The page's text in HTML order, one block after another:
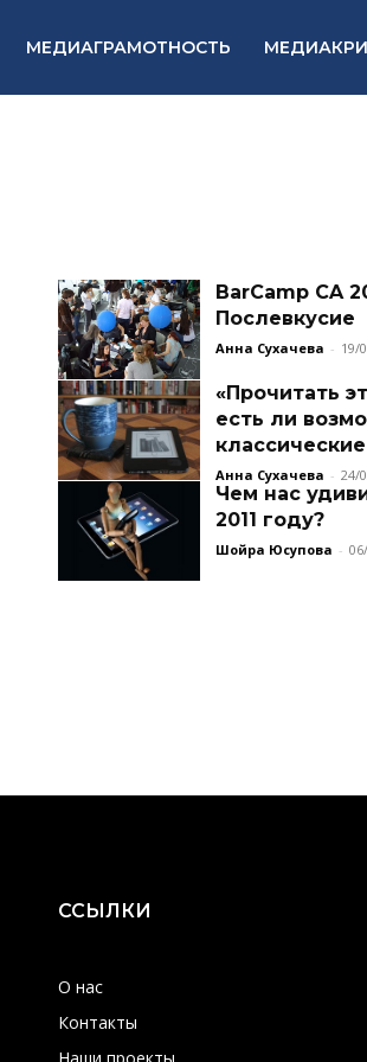
МЕДИАГРАМОТНОСТЬ
BarCamp CA
Послевкусие
Анна Сухачева - 19/
«Прочитать
есть ли
Анна Сухачева - 24/
Чем нас
2011 году?
Шойра Юсупова -
ССЫЛКИ
О нас
Контакты